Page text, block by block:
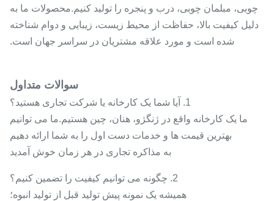
چوبی، مبلمان چوبی، درب و پنجره را تولید کنیم.محصولات ما به
دلیل کیفیت بالا، حفاظت از محیط زیست، زیبایی و دوام شناخته
شده است و مورد علاقه مشتریان در سراسر جهان است.
سوالات متداول
1. آیا شما یک کارخانه یا شرکت تجاری هستید؟
ما یک کارخانه واقع در ژنگژو، هنان، چین هستیم.ما می توانیم
بهترین قیمت ها و خدمات دست اول را به شما ارائه دهیم
به مذاکره تجاری در هر زمان خوش آمدید
2. چگونه می توانیم کیفیت را تضمین کنیم؟
همیشه یک نمونه پیش تولید قبل از تولید انبوه؛